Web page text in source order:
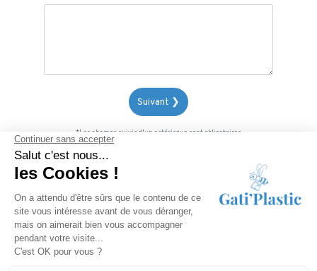
Suivant ❯
*Les champs suivis d'un astérisque sont obligatoires
Volets roulants solaires